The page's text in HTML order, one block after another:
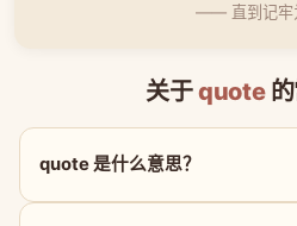
—— 直到记牢
关于quote的
quote 是什么意思？